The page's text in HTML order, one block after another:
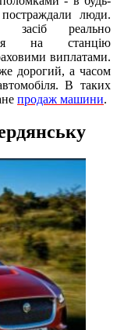
люди.
засіб реально
на станцію
виплатами.
дорогий, а часом
В таких
продаж машини.